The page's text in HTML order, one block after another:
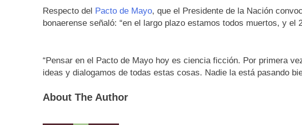
Respecto del Pacto de Mayo, que el Presidente de la Nación
bonaerense señaló: “en el largo plazo estamos todos muertos, y el
“Pensar en el Pacto de Mayo hoy es ciencia ficción. Por primera
ideas y dialogamos de todas estas cosas. Nadie la está pasando
About The Author